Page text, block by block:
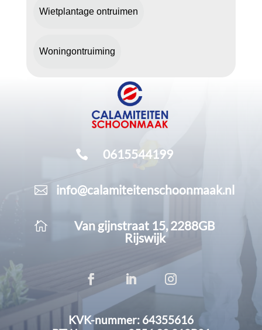
Wietplantage ontruimen
Woningontruiming
 0615544199
 info@calamiteitenschoonmaak.nl

Van gijnstraat 15, 2288GB
Rijswijk
KVK-nummer: 64355616